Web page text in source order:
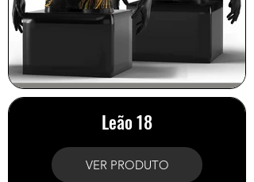
Leão 18
VER PRODUTO